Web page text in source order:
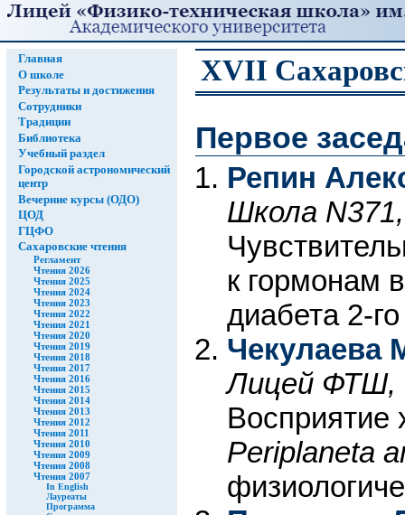
Главная
О школе
Результаты и достижения
Сотрудники
Традиции
Библиотека
Учебный раздел
Городской астрономический
центр
Вечерние курсы (ОДО)
ЦОД
ГЦФО
Сахаровские чтения
Регламент
Чтения 2026
Чтения 2025
Чтения 2024
Чтения 2023
Чтения 2022
Чтения 2021
Чтения 2020
Чтения 2019
Чтения 2018
Чтения 2017
Чтения 2016
Чтения 2015
Чтения 2014
Чтения 2013
Чтения 2012
Чтения 2011
Чтения 2010
Чтения 2009
Чтения 2008
Чтения 2007
In English
Лауреаты
Программа
XVII
Первое
Репин
Школа
к гормонам
диабета 2-
Чекулаева
Лицей ФТШ,
Восприятие
Periplaneta